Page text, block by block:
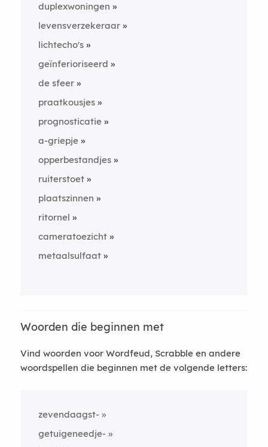
duplexwoningen
levensverzekeraar
lichtecho's
geïnferioriseerd
de sfeer
praatkousjes
prognosticatie
a-griepje
opperbestandjes
ruiterstoet
plaatszinnen
ritornel
cameratoezicht
metaalsulfaat
Woorden die beginnen met
Vind woorden voor Wordfeud, Scrabble en andere
woordspellen die beginnen met de volgende letters:
zevendaagst-
getuigeneedje-